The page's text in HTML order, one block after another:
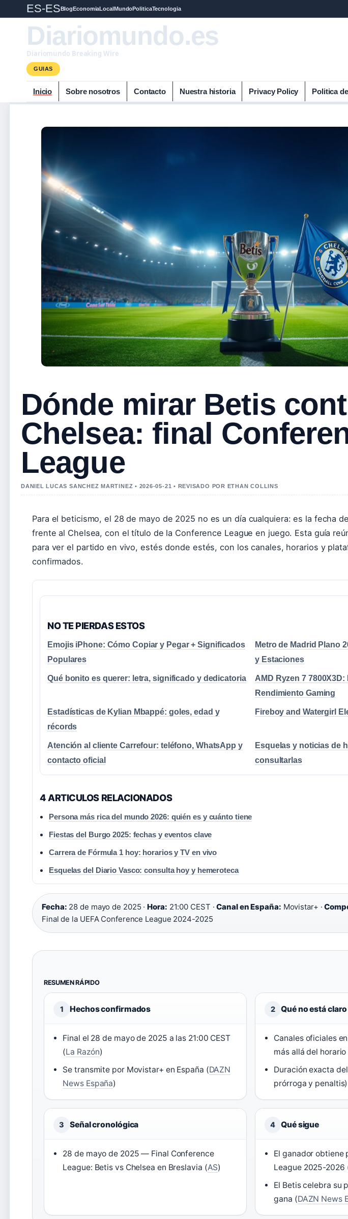
ES-ESBlogEconomiaLocalMundoPoliticaTecnologia
Diariomundo.es
Diariomundo Breaking Wire
GUIAS
Inicio Sobre nosotros Contacto Nuestra historia Privacy Policy Politica
Dónde mirar Betis
Chelsea: final
League
DANIEL LUCAS SANCHEZ MARTINEZ • 2026-05-21 • REVISADO POR ETHAN COLLINS
Para el beticismo, el 28 de mayo de 2025 no es un día cualquiera: es la fecha
frente al Chelsea, con el título de la Conference League en juego. Esta guía
para ver el partido en vivo, estés donde estés, con los canales, horarios y
confirmados.
NO TE PIERDAS ESTOS
Emojis iPhone: Cómo Copiar y Pegar + Significados
Populares
Metro de Madrid Plano
y Estaciones
Qué bonito es querer: letra, significado y dedicatoria
AMD Ryzen 7
Rendimiento Gaming
Estadísticas de Kylian Mbappé: goles, edad y
récords
Fireboy and Watergirl
Atención al cliente Carrefour: teléfono, WhatsApp y
contacto oficial
Esquelas y noticias de
consultarlas
4 ARTICULOS RELACIONADOS
Persona más rica del mundo 2026: quién es y cuánto tiene
Fiestas del Burgo 2025: fechas y eventos clave
Carrera de Fórmula 1 hoy: horarios y TV en vivo
Esquelas del Diario Vasco: consulta hoy y hemeroteca
Fecha: 28 de mayo de 2025 ·Hora: 21:00 CEST ·Canal en España: Movistar+ ·
Final de la UEFA Conference League 2024-2025
RESUMEN RÁPIDO
1 Hechos confirmados
Final el 28 de mayo de 2025 a las 21:00 CEST
(La Razón)
Se transmite por Movistar+ en España (DAZN
News España)
2 Qué no está claro
Canales oficiales
más allá del horario
Duración exacta
prórroga y penaltis)
3 Señal cronológica
28 de mayo de 2025 — Final Conference
League: Betis vs Chelsea en Breslavia (AS)
4 Qué sigue
El ganador obtiene
League 2025-2026
El Betis celebra su
gana (DAZN News